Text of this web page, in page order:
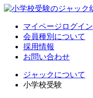
マイページログイン
会員種別について
採用情報
お問い合わせ
ジャックについて
小学校受験